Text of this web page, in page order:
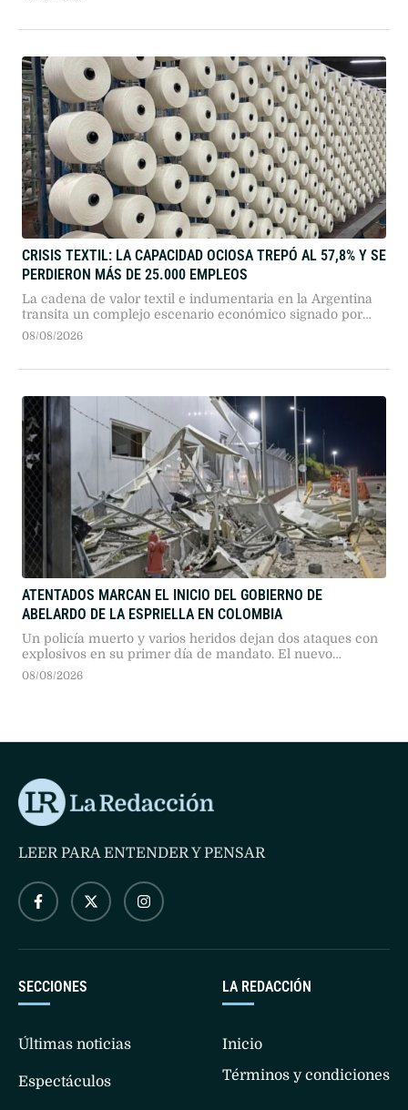
CRISIS TEXTIL: LA CAPACIDAD OCIOSA TREPÓ AL 57,8% Y SE
PERDIERON MÁS DE 25.000 EMPLEOS
La cadena de valor textil e indumentaria en la Argentina
transita un complejo escenario económico signado por
más de dos años consecutivos de caída en su actividad.
08/08/2026
ATENTADOS MARCAN EL INICIO DEL GOBIERNO DE
ABELARDO DE LA ESPRIELLA EN COLOMBIA
Un policía muerto y varios heridos dejan dos ataques con
explosivos en su primer día de mandato. El nuevo
presidente prometió mano dura contra el narcoterrorismo
08/08/2026
LA REDACCIÓN
Inicio
Términos y condiciones
SECCIONES
Últimas noticias
Espectáculos
LEER PARA ENTENDER Y PENSAR